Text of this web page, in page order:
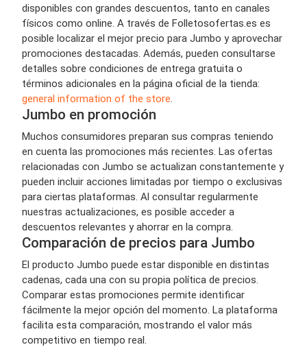
disponibles con grandes descuentos, tanto en canales
físicos como online. A través de Folletosofertas.es es
posible localizar el mejor precio para Jumbo y aprovechar
promociones destacadas. Además, pueden consultarse
detalles sobre condiciones de entrega gratuita o
términos adicionales en la página oficial de la tienda:
general information of the store
Jumbo en promoción
Muchos consumidores preparan sus compras teniendo
en cuenta las promociones más recientes. Las ofertas
relacionadas con Jumbo se actualizan constantemente y
pueden incluir acciones limitadas por tiempo o exclusivas
para ciertas plataformas. Al consultar regularmente
nuestras actualizaciones, es posible acceder a
descuentos relevantes y ahorrar en la compra.
Comparación de precios para Jumbo
El producto Jumbo puede estar disponible en distintas
cadenas, cada una con su propia política de precios.
Comparar estas promociones permite identificar
fácilmente la mejor opción del momento. La plataforma
facilita esta comparación, mostrando el valor más
competitivo en tiempo real.